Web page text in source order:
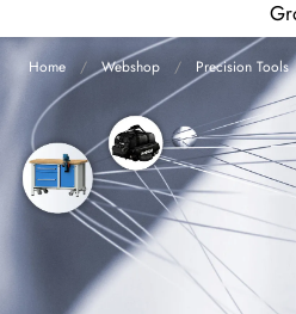
Home Webshop Precision Tools